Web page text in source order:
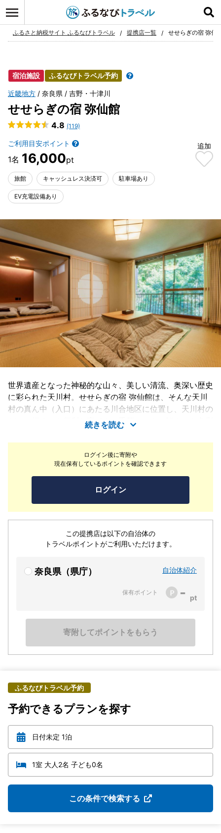
お気に入り
ふるさと納税サイト ふるなびトラベル 提携店一覧 せせらぎの宿 弥仙
宿泊施設 ふるなびトラベル予約
近畿地方 奈良県 吉野・十津川
せせらぎの宿 弥仙館
4.8 (119)
ご利用目安ポイント
16,000
追加
旅館 キャッシュレス決済可 駐車場あり
EV充電設備あり
ログイン後に寄附や
現在保有しているポイントを確認できます
ログイン
この提携店は以下の自治体の
トラベルポイントがご利用いただけます。
奈良県（県庁） 自治体紹介
保有ポイント -
寄附してポイントをもらう
ふるなびトラベル予約
予約できるプランを探す
日付未定 1泊
1室 大人2名 子ども0名
この条件で検索する
世界遺産となった神秘的な山々、美しい清流、奥深い歴史
に彩られた天川村。せせらぎの宿 弥仙館は、そんな天川
村の真ん中（入口）にあたる川合地区に位置し、天川村の
どこへ行くにも便利な宿です。季節とともに鮮やかな色彩
を織りなすもみじと、こころやすまるせせらぎの音につつ
まれた時間をゆっくりとお過ごしください。天川村でとれ
る食材をいかしたお料理も自慢です。
続きを読む